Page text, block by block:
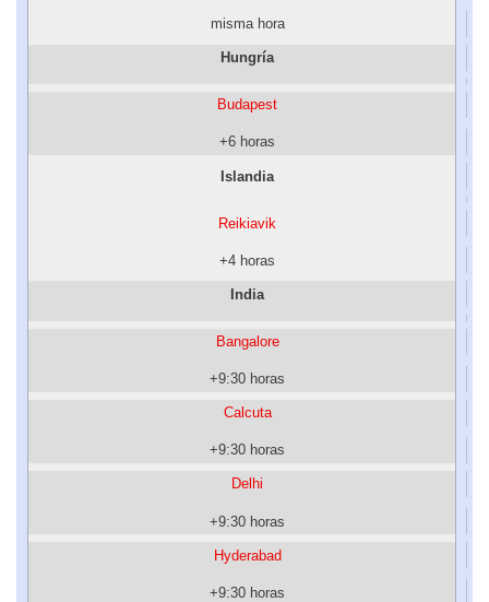
misma hora
Hungría
Budapest
+6 horas
Islandia
Reikiavik
+4 horas
India
Bangalore
+9:30 horas
Calcuta
+9:30 horas
Delhi
+9:30 horas
Hyderabad
+9:30 horas